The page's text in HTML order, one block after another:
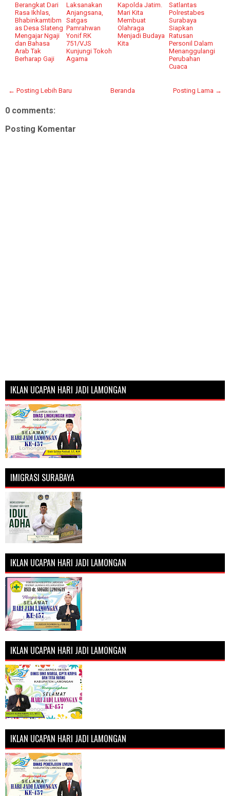
Berangkat Dari
Rasa Ikhlas,
Bhabinkamtibm
as Desa Slateng
Mengajar Ngaji
dan Bahasa
Arab Tak
Berharap Gaji
Laksanakan
Anjangsana,
Satgas
Pamrahwan
Yonif RK
751/VJS
Kunjungi Tokoh
Agama
Kapolda Jatim.
Mari Kita
Membuat
Olahraga
Menjadi Budaya
Kita
Satlantas
Polrestabes
Surabaya
Siapkan
Ratusan
Personil Dalam
Menanggulangi
Perubahan
Cuaca
← Posting Lebih Baru Posting Lama →
Beranda
0 comments:
Posting Komentar
IKLAN UCAPAN HARI JADI LAMONGAN
IMIGRASI SURABAYA
IKLAN UCAPAN HARI JADI LAMONGAN
IKLAN UCAPAN HARI JADI LAMONGAN
IKLAN UCAPAN HARI JADI LAMONGAN